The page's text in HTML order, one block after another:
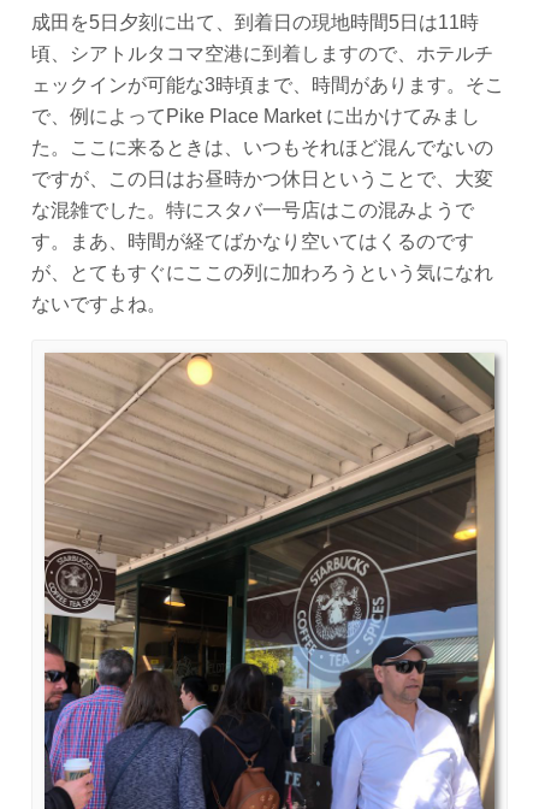
成田を5日夕刻に出て、到着日の現地時間5日は11時
頃、シアトルタコマ空港に到着しますので、ホテルチ
ェックインが可能な3時頃まで、時間があります。そこ
で、例によってPike Place Market に出かけてみまし
た。ここに来るときは、いつもそれほど混んでないの
ですが、この日はお昼時かつ休日ということで、大変
な混雑でした。特にスタバ一号店はこの混みようで
す。まあ、時間が経てばかなり空いてはくるのです
が、とてもすぐにここの列に加わろうという気になれ
ないですよね。